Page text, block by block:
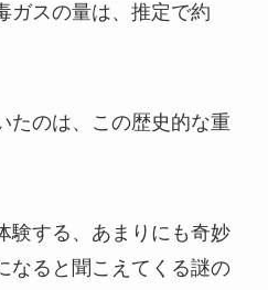
ガスの量は、推定で約
たのは、この歴史的な重
験する、あまりにも奇妙
なると聞こえてくる謎の